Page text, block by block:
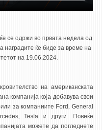
се одржи во првата недела од
наградите ќе биде за време на
на 19.06.2024.
на американската
компанија која добавува свои
за компаниите Ford, General
Tesla и други. Повеќе
можете да погледнете